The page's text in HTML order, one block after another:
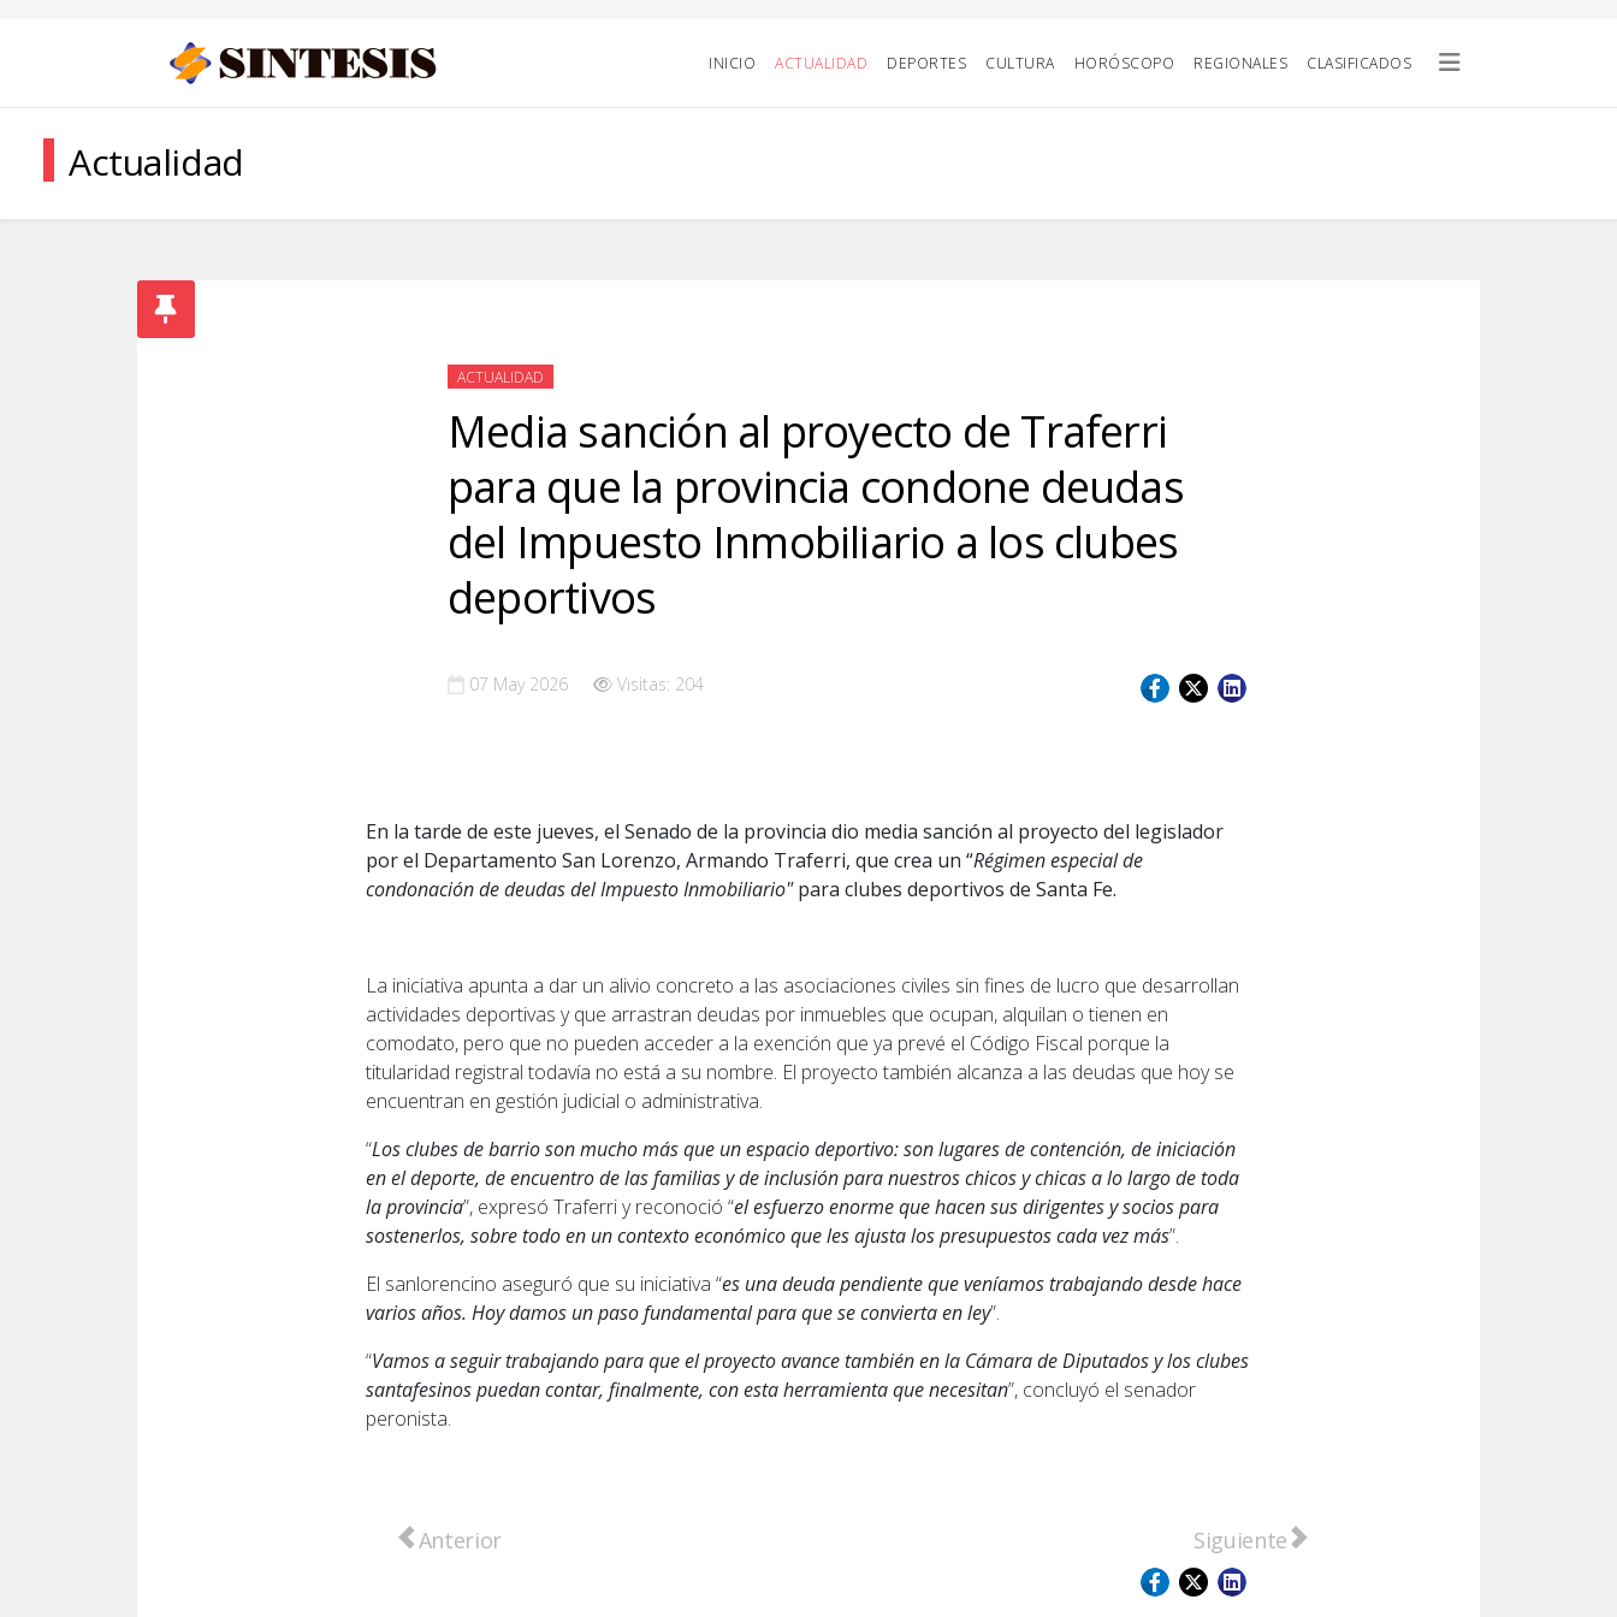
INICIO ACTUALIDAD DEPORTES CULTURA HORÓSCOPO REGIONALES CLASIFICADOS
Actualidad
ACTUALIDAD
Media sanción al proyecto de Traferri
para que la provincia condone deudas
del Impuesto Inmobiliario a los clubes
deportivos
07 May 2026 Visitas: 204
En la tarde de este jueves, el Senado de la provincia dio media sanción al proyecto del legislador
por el Departamento San Lorenzo, Armando Traferri, que crea un “Régimen especial de
condonación de deudas del Impuesto Inmobiliario"para clubes deportivos de Santa Fe.
La iniciativa apunta a dar un alivio concreto a las asociaciones civiles sin fines de lucro que desarrollan
actividades deportivas y que arrastran deudas por inmuebles que ocupan, alquilan o tienen en
comodato, pero que no pueden acceder a la exención que ya prevé el Código Fiscal porque la
titularidad registral todavía no está a su nombre. El proyecto también alcanza a las deudas que hoy se
encuentran en gestión judicial o administrativa.
“Los clubes de barrio son mucho más que un espacio deportivo: son lugares de contención, de iniciación
en el deporte, de encuentro de las familias y de inclusión para nuestros chicos y chicas a lo largo de toda
la provincia”, expresó Traferri y reconoció “el esfuerzo enorme que hacen sus dirigentes y socios para
sostenerlos, sobre todo en un contexto económico que les ajusta los presupuestos cada vez más”.
El sanlorencino aseguró que su iniciativa “es una deuda pendiente que veníamos trabajando desde hace
varios años. Hoy damos un paso fundamental para que se convierta en ley”.
“Vamos a seguir trabajando para que el proyecto avance también en la Cámara de Diputados y los clubes
santafesinos puedan contar, finalmente, con esta herramienta que necesitan”, concluyó el senador
peronista.
Artículo anterior: Golpe al bolsillo: rige el nuevo aumento en el transporte interurbano
Anterior Artículo siguiente: Detienen en San
Siguiente